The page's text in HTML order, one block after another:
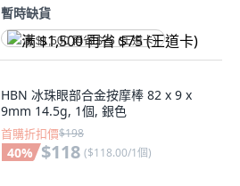
暫時缺貨
满 $1,500 再省 $75 (王道卡)
HBN 冰珠眼部合金按摩棒 82 x 9 x
9mm 14.5g, 1個, 銀色
首購折扣價$198
40% $118 ($118.00/1個)